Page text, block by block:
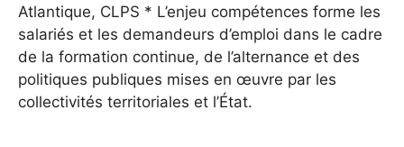
Atlantique, CLPS * L’enjeu compétences forme les
salariés et les demandeurs d’emploi dans le cadre
de la formation continue, de l’alternance et des
politiques publiques mises en œuvre par les
collectivités territoriales et l’État.